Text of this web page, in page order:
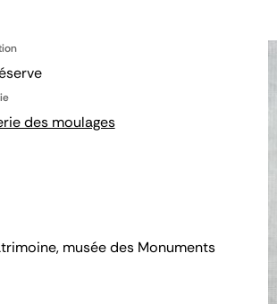
des moulages
musée des Monuments